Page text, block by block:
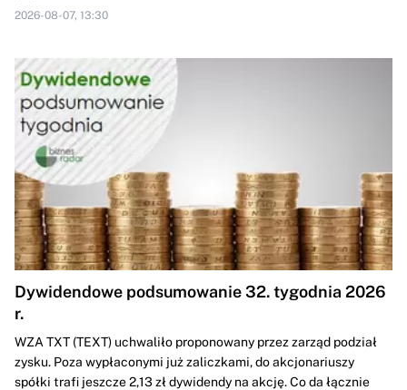
2026-08-07, 13:30
Dywidendowe podsumowanie 32. tygodnia 2026
r.
WZA TXT (TEXT) uchwaliło proponowany przez zarząd podział
zysku. Poza wypłaconymi już zaliczkami, do akcjonariuszy
spółki trafi jeszcze 2,13 zł dywidendy na akcję. Co da łącznie